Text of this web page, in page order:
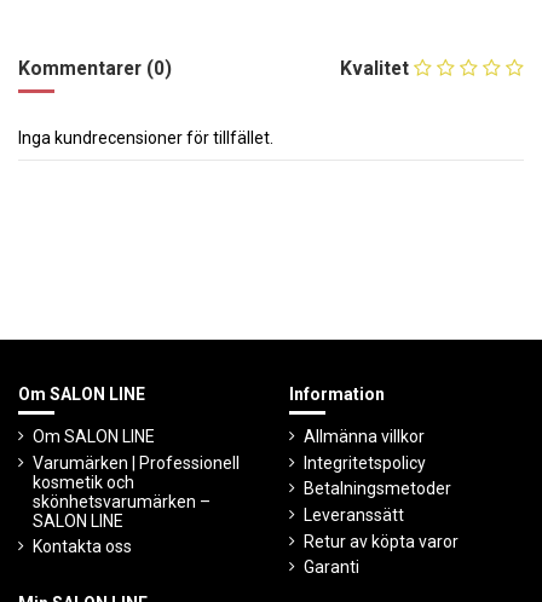
Kvalitet
Kommentarer (0)
Inga kundrecensioner för tillfället.
Om SALON LINE
Om SALON LINE
Varumärken | Professionell
kosmetik och
skönhetsvarumärken –
SALON LINE
Kontakta oss
Information
Allmänna villkor
Integritetspolicy
Betalningsmetoder
Leveranssätt
Retur av köpta varor
Garanti